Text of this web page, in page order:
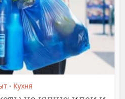
• Кухня